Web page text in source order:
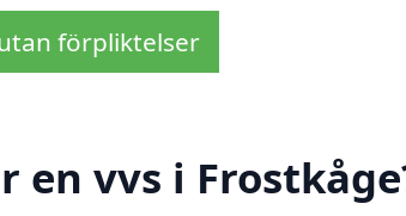
förpliktelser
en vvs i